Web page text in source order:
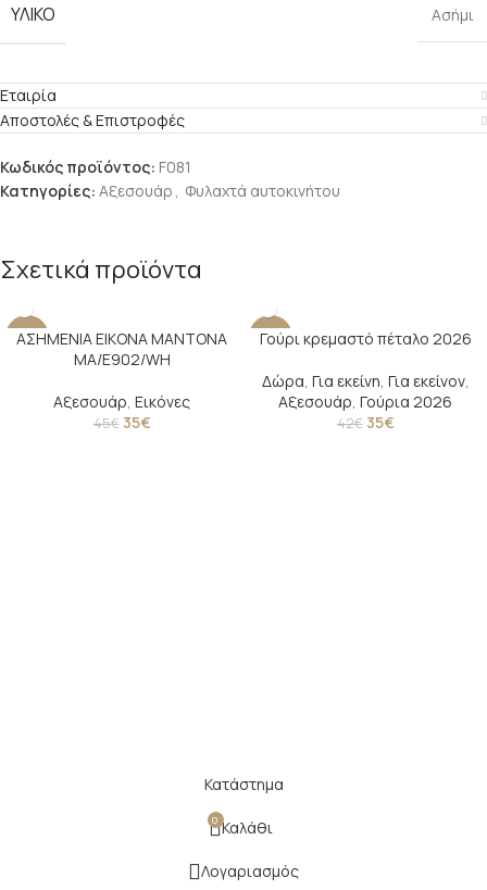
ΥΛΙΚΌ Ασήμι
Εταιρία
Αποστολές & Επιστροφές
Κωδικός προϊόντος: F081
Κατηγορίες: Αξεσουάρ , Φυλαχτά αυτοκινήτου
Σχετικά προϊόντα
-22%
ΑΣΗΜΕΝΙΑ ΕΙΚΟΝΑ ΜΑΝΤΟΝΑ
MA/E902/WH
Αξεσουάρ, Εικόνες
45€ 35€
-17%
Γούρι κρεμαστό πέταλο 2026
Δώρα, Για εκείνη, Για εκείνον,
Αξεσουάρ, Γούρια 2026
42€ 35€
Κατάστημα
0 Καλάθι
Λογαριασμός